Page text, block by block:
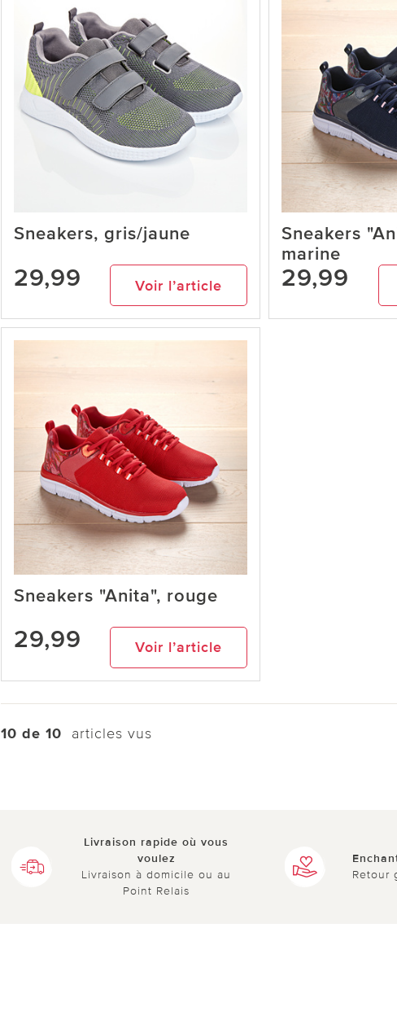
Sneakers, gris/jaune
29,99 Voir l’article
Sneakers
marine
29,99
Sneakers "Anita", rouge
29,99 Voir l’article
10 de 10 articles vus
Livraison rapide où vous
voulez
Livraison à domicile ou au
Point Relais
Retour